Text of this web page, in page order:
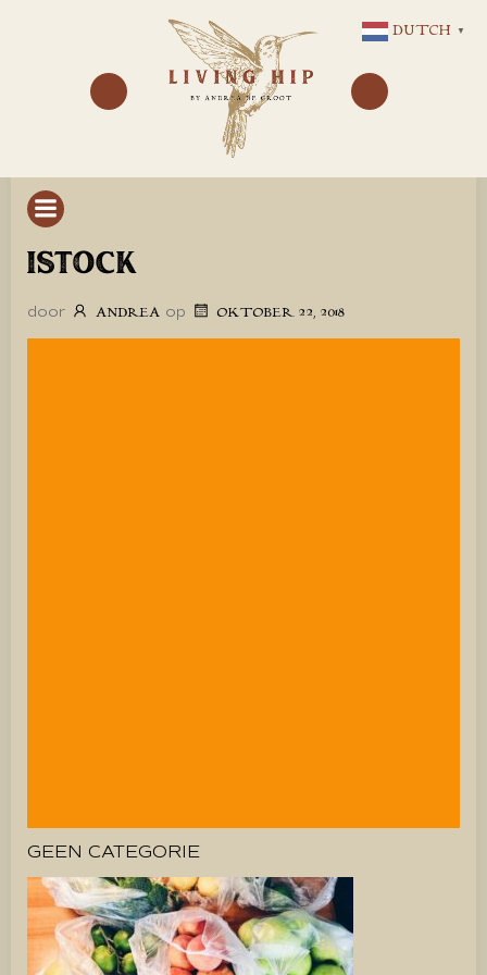
NAAR
DE
INHOUD
ISTOCK
door ANDREA op OKTOBER 22, 2018
GEEN CATEGORIE
DUTCH ▼